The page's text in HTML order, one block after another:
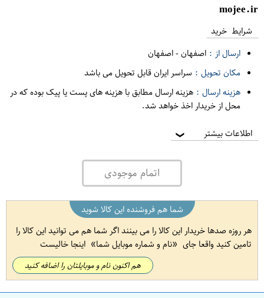
mojee.ir
شرایط خرید
ارسال از : اصفهان-اصفهان
مکان تحویل : سراسر ایران قابل تحویل می باشد
هزینه ارسال : هزینه ارسال مطابق با هزینه های پست یا پیک بوده که در
محل از خریدار اخذ خواهد شد.
اطلاعات بیشتر ❯
اتمام موجودی
شما هم فروشنده این کالا شوید
هر روزه صدها خریدار این کالا را می بینند اگر شما هم می توانید این کالا را
تامین کنید واقعا جای
نام و شماره موبایل شما اینجا خالیست
هم اکنون نام و موبایلتان را اضافه کنید